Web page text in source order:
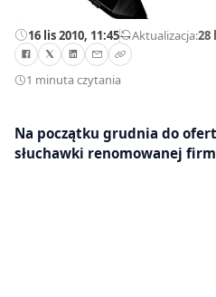
16 lis 2010, 11:45—Aktualizacja:28
1 minuta czytania
Na początku grudnia do
słuchawki renomowanej